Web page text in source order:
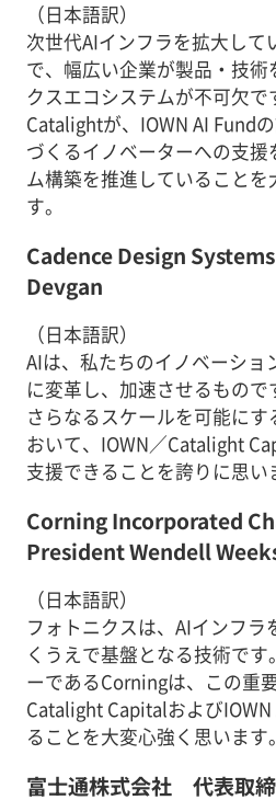
（日本語訳）
次世代AIインフラを拡大して
で、幅広い企業が製品・技
クスエコシステムが不可欠で
Catalightが、IOWN AI Fund
づくるイノベーターへの支
ム構築を推進していることを
す。
Cadence Design
Devgan
（日本語訳）
AIは、私たちのイノベーショ
に変革し、加速させるもので
さらなるスケールを可能に
おいて、IOWN／Catalight
支援できることを誇りに思い
Corning Incorporated
President Wendell
（日本語訳）
フォトニクスは、AIインフラ
くうえで基盤となる技術で
ーであるCorningは、この重
Catalight Capitalおよび
ることを大変心強く思います。
富士通株式会社 代表取